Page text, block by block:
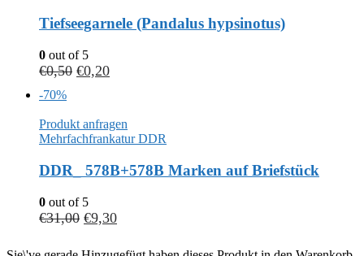
Tiefseegarnele (Pandalus hypsinotus)
0 out of 5
€0,50 €0,20
-70%
Produkt anfragen
Mehrfachfrankatur DDR
DDR_ 578B+578B Marken auf Briefstück
0 out of 5
€31,00 €9,30